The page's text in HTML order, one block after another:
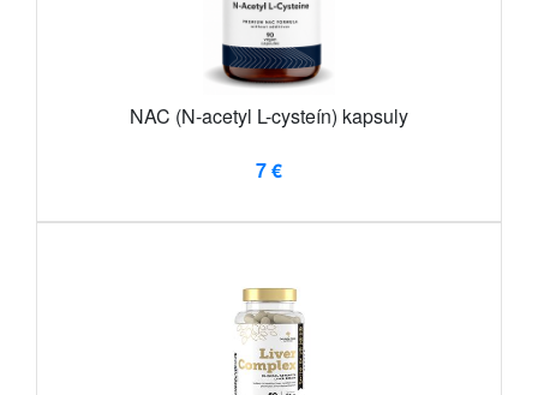
NAC (N-acetyl L-cysteín) kapsuly
7 €